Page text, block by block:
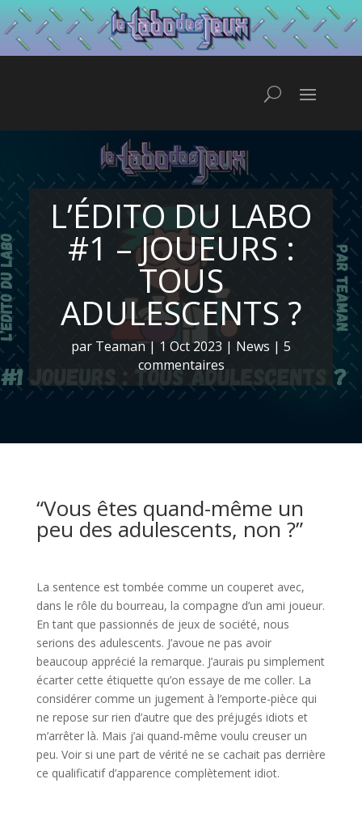
L’ÉDITO DU LABO
#1 – JOUEURS :
TOUS
ADULESCENTS ?
par Teaman| 1 Oct 2023 | News | 5
commentaires
“Vous êtes quand-même un
peu des adulescents, non ?”
La sentence est tombée comme un couperet avec,
dans le rôle du bourreau, la compagne d’un ami joueur.
En tant que passionnés de jeux de société, nous
serions des adulescents. J’avoue ne pas avoir
beaucoup apprécié la remarque. J’aurais pu simplement
écarter cette étiquette qu’on essaye de me coller. La
considérer comme un jugement à l’emporte-pièce qui
ne repose sur rien d’autre que des préjugés idiots et
m’arrêter là. Mais j’ai quand-même voulu creuser un
peu. Voir si une part de vérité ne se cachait pas derrière
ce qualificatif d’apparence complètement idiot.